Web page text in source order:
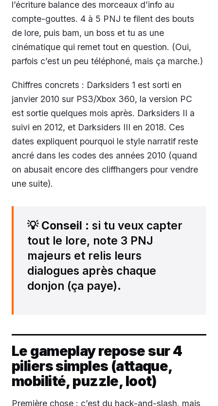
l’écriture balance des morceaux d’info au
compte-gouttes. 4 à 5 PNJ te filent des bouts
de lore, puis bam, un boss et tu as une
cinématique qui remet tout en question. (Oui,
parfois c’est un peu téléphoné, mais ça marche.)
Chiffres concrets : Darksiders 1 est sorti en
janvier 2010 sur PS3/Xbox 360, la version PC
est sortie quelques mois après. Darksiders II a
suivi en 2012, et Darksiders III en 2018. Ces
dates expliquent pourquoi le style narratif reste
ancré dans les codes des années 2010 (quand
on abusait encore des cliffhangers pour vendre
une suite).
💡 Conseil : si tu veux capter
tout le lore, note 3 PNJ
majeurs et relis leurs
dialogues après chaque
donjon (ça paye).
Le gameplay repose sur 4
piliers simples (attaque,
mobilité, puzzle, loot)
Première chose : c’est du hack-and-slash, mais